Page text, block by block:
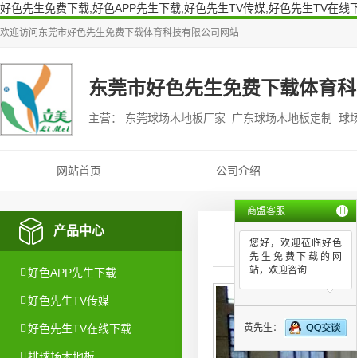
好色先生免费下载,好色APP先生下载,好色先生TV传媒,好色先生TV在线
欢迎访问 东莞市好色先生免费下载体育科技有限公司 网站
东莞市好色先生免费下载体育
主营： 东莞球场木地板厂家 广东球场木地板定制 球
网站首页 公司介绍
产品中心
好色APP先生下载
好色先生TV传媒
好色先生TV在线下载
商盟客服
您好，欢迎莅临好色
先生免费下载的网
站，欢迎咨询...
黄先生：